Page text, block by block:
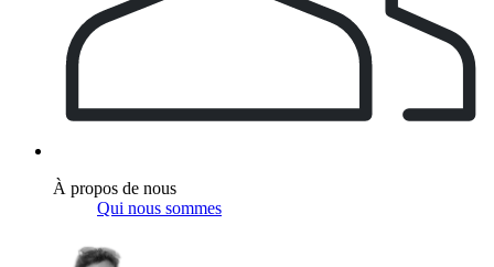
À propos de nous
Qui nous sommes